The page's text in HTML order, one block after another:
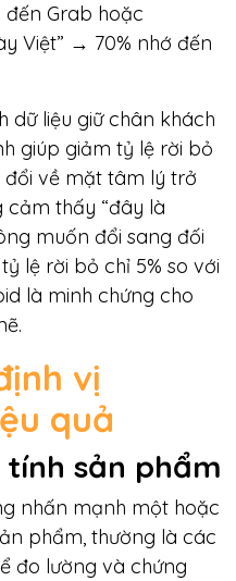
Grab hoặc
Việt” → 70% nhớ đến
dữ liệu giữ chân khách
giúp giảm tỷ lệ rời bỏ
đổi về mặt tâm lý trở
cảm thấy “đây là
muốn đổi sang đối
lệ rời bỏ chỉ 5% so với
là minh chứng cho
vị
quả
sản phẩm
nhấn mạnh một hoặc
phẩm, thường là các
đo lường và chứng